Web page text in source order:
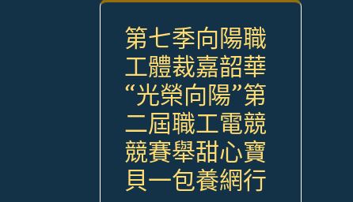
第七季向陽職
工體裁嘉韶華
“光榮向陽”第
二屆職工電競
競賽舉甜心寶
貝一包養網行